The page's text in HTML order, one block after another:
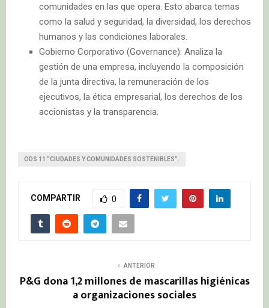
comunidades en las que opera. Esto abarca temas
como la salud y seguridad, la diversidad, los derechos
humanos y las condiciones laborales.
Gobierno Corporativo (Governance): Analiza la
gestión de una empresa, incluyendo la composición
de la junta directiva, la remuneración de los
ejecutivos, la ética empresarial, los derechos de los
accionistas y la transparencia.
ODS 11 “CIUDADES Y COMUNIDADES SOSTENIBLES”.
COMPARTIR 0
ANTERIOR
P&G dona 1,2 millones de mascarillas higiénicas
a organizaciones sociales